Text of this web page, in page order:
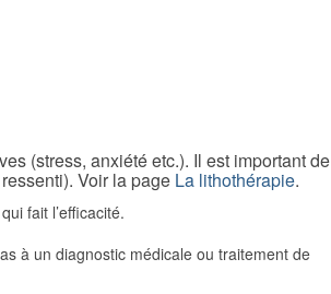
(stress, anxiété etc.). Il est important de
Voir la page La lithothérapie.
fait l’efficacité.
à un diagnostic médicale ou traitement de